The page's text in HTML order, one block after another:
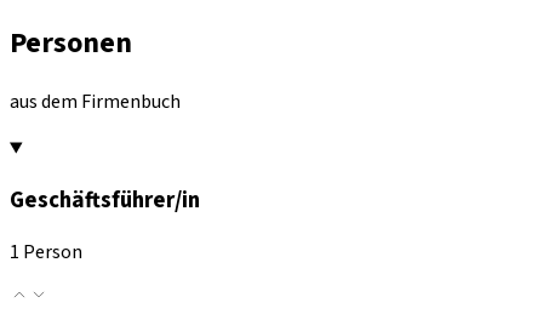
Personen
aus dem Firmenbuch
Geschäftsführer/in
1 Person